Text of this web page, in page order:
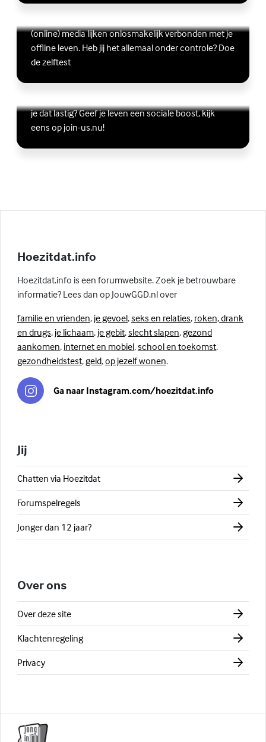
(online) media lijken onlosmakelijk verbonden met je
offline leven. Heb jij het allemaal onder controle? Doe
de zelftest
Lees meer over Ben jij digitaal in balans?
(Externe link)
Vriendschap
je dat lastig? Geef je leven een sociale boost, kijk
eens op join-us.nu!
Lees meer over Vriendschap
(Externe link)
Hoezitdat.info
Hoezitdat.info is een forumwebsite. Zoek je betrouwbare
informatie? Lees dan op JouwGGD.nl over
familie en vrienden, je gevoel,seks en relaties, roken, drank
en drugs, je lichaam, je gebit,slecht slapen, gezond
aankomen, internet en mobiel,school en toekomst,
gezondheidstest, geld,op jezelf wonen.
Ga naar Instagram.com/hoezitdat.info
Jij
Chatten via Hoezitdat
Forumspelregels
Jonger dan 12 jaar?
Over ons
Over deze site
Klachtenregeling
Privacy